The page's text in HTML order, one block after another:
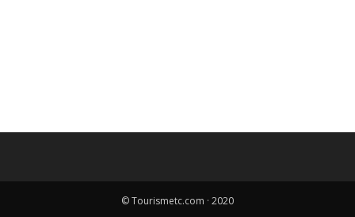
© Tourismetc.com · 2020